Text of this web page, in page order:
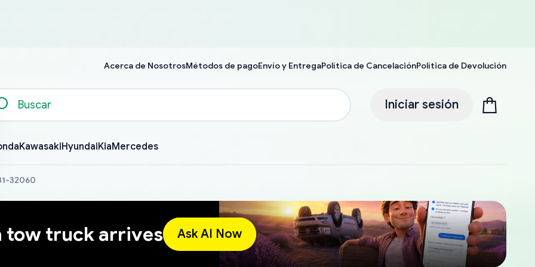
Acerca de NosotrosMétodos de pagoEnvío y EntregaPolítica de CancelaciónPolítica de Devolución
Iniciar sesión
KawasakiHyundaiKiaMercedes
32060
tow truck arrives Ask AI Now